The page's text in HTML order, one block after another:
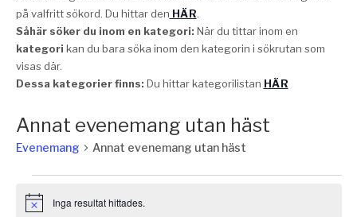
på valfritt sökord. Du hittar den HÄR.
Såhär söker du inom en kategori: När du tittar inom en
kategori kan du bara söka inom den kategorin i sökrutan som
visas där.
Dessa kategorier finns: Du hittar kategorilistan HÄR
Annat evenemang utan häst
Evenemang Annat evenemang utan häst
Evenemang
Notis Inga resultat hittades.